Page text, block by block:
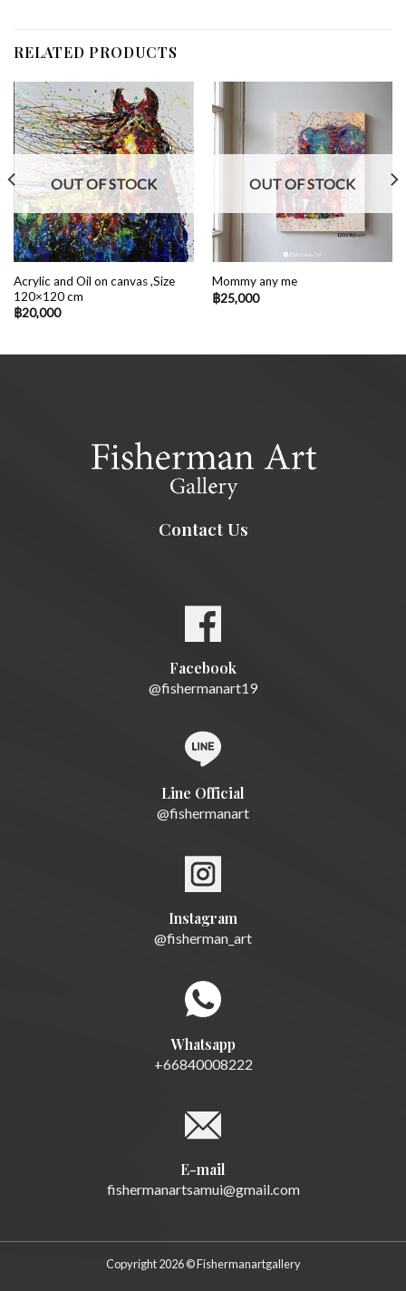
RELATED PRODUCTS
OUT OF STOCK
Acrylic and Oil on canvas ,Size
120×120 cm
฿20,000
OUT OF STOCK
Mommy any me
฿25,000
Contact Us
Facebook
@fishermanart19
Line Official
@fishermanart
Instagram
@fisherman_art
Whatsapp
+66840008222
E-mail
fishermanartsamui@gmail.com
Copyright 2026 © Fishermanartgallery